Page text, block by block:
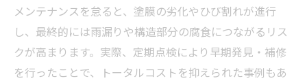
メンテナンスを怠ると、塗膜の劣化やひび割れが進行
し、最終的には雨漏りや構造部分の腐食につながるリス
クが高まります。実際、定期点検により早期発見・補修
を行ったことで、トータルコストを抑えられた事例もあ